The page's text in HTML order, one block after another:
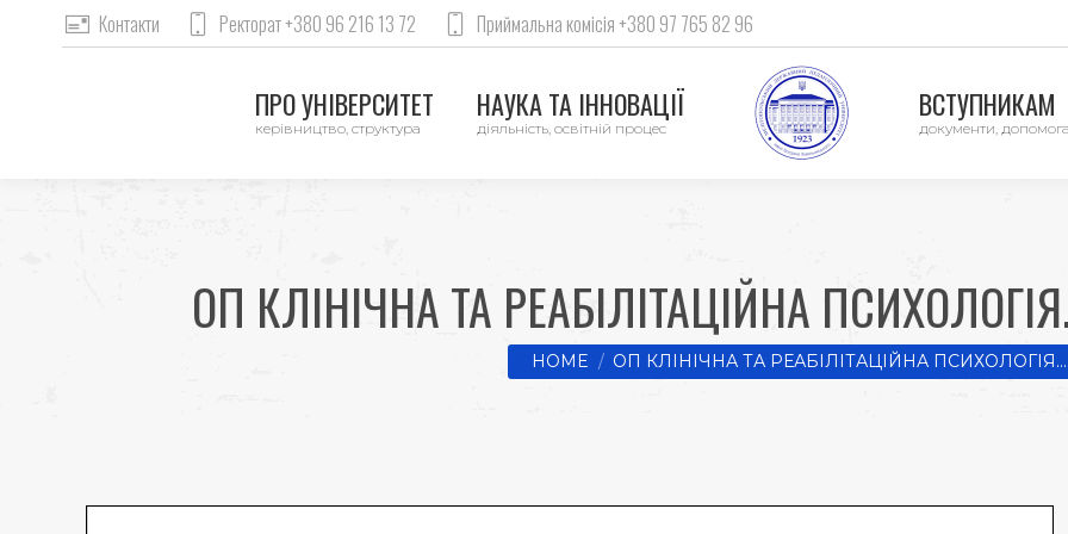
Контакти Ректорат +380 96 216 13 72 Приймальна комісія +380 97 765 82 96
ПРО УНІВЕРСИТЕТ
керівництво, структура
НАУКА ТА ІННОВАЦІЇ
діяльність, освітній процес
ВСТУПНИКАМ
документи, допомога
ОП КЛІНІЧНА ТА РЕАБІЛІТАЦІЙНА
You are here:
HOME ОП КЛІНІЧНА ТА РЕАБІЛІТАЦІЙНА ПСИХОЛОГІЯ.…